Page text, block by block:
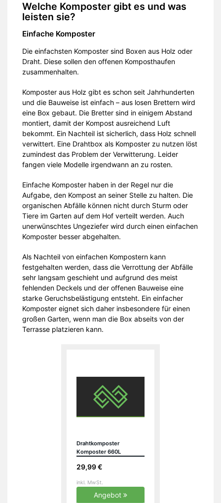
Welche Komposter gibt es und was
leisten sie?
Einfache Komposter
Die einfachsten Komposter sind Boxen aus Holz oder
Draht. Diese sollen den offenen Komposthaufen
zusammenhalten.
Komposter aus Holz gibt es schon seit Jahrhunderten
und die Bauweise ist einfach – aus losen Brettern wird
eine Box gebaut. Die Bretter sind in einigem Abstand
montiert, damit der Kompost ausreichend Luft
bekommt. Ein Nachteil ist sicherlich, dass Holz schnell
verwittert. Eine Drahtbox als Komposter zu nutzen löst
zumindest das Problem der Verwitterung. Leider
fangen viele Modelle irgendwann an zu rosten.
Einfache Komposter haben in der Regel nur die
Aufgabe, den Kompost an seiner Stelle zu halten. Die
organischen Abfälle können nicht durch Sturm oder
Tiere im Garten auf dem Hof verteilt werden. Auch
unerwünschtes Ungeziefer wird durch einen einfachen
Komposter besser abgehalten.
Als Nachteil von einfachen Kompostern kann
festgehalten werden, dass die Verrottung der Abfälle
sehr langsam geschieht und aufgrund des meist
fehlenden Deckels und der offenen Bauweise eine
starke Geruchsbelästigung entsteht. Ein einfacher
Komposter eignet sich daher insbesondere für einen
großen Garten, wenn man die Box abseits von der
Terrasse platzieren kann.
Drahtkomposter
Komposter 660L
Kompostbehälter
29,99 €
inkl. MwSt.
Angebot